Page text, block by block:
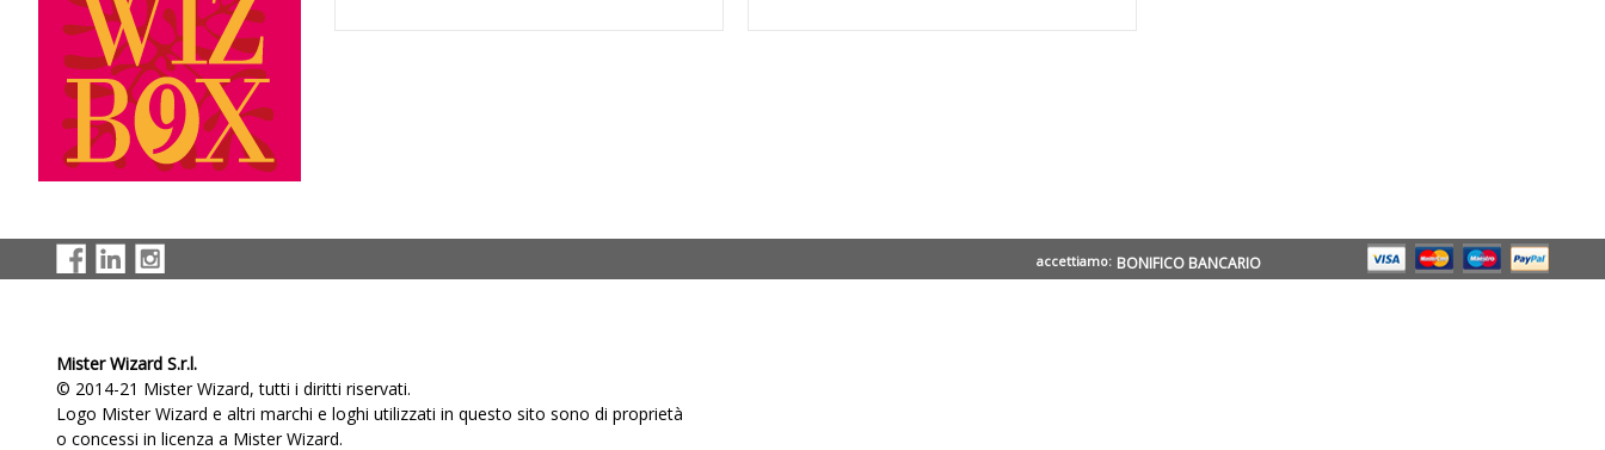
BONIFICO BANCARIO
accettiamo:
Mister Wizard S.r.l.
© 2014-21 Mister Wizard, tutti i diritti riservati.
Logo Mister Wizard e altri marchi e loghi utilizzati in questo sito sono di proprietà
o concessi in licenza a Mister Wizard.